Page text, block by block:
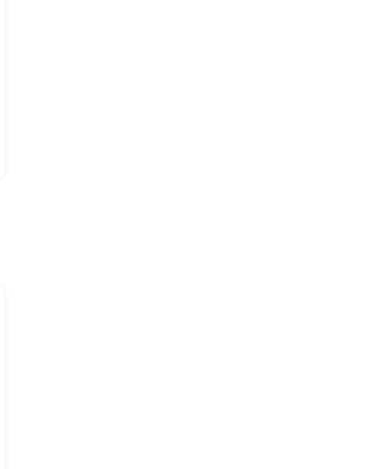
て土地仕入れ]マネージャー候補/ノー残業デ